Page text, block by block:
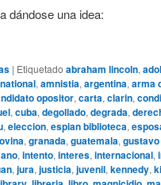
dándose una idea:
| Etiquetado abraham lincoln,
, amnistia, argentina, arma
opositor, carta, clarin,
, cuba, degollado, degrada,
, eleccion, espian biblioteca,
, granada, guatemala,
, intento, interes, internacional,
, jura, justicia, juvenil, kennedy,